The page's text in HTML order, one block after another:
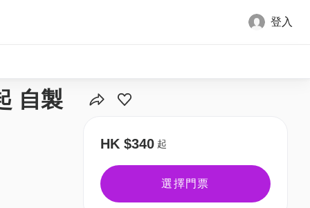
登入
自製
HK $340 起
選擇門票